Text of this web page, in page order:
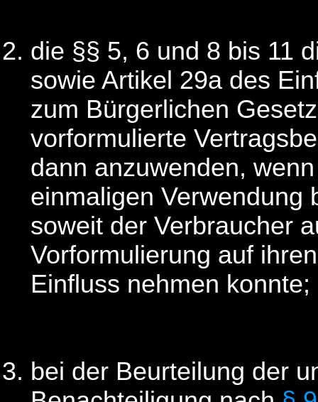
die §§ 5, 6 und 8 bis 11
sowie Artikel 29a des
zum Bürgerlichen
vorformulierte
dann anzuwenden,
einmaligen Verwendung
soweit der Verbraucher
Vorformulierung auf
Einfluss nehmen konnte;
bei der Beurteilung der